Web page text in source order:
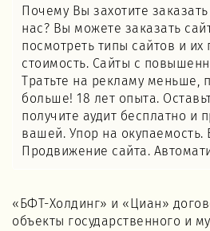
Почему Вы захотите
нас? Вы можете заказать
посмотреть типы сайтов и
стоимость. Сайты с
Тратьте на рекламу меньше,
больше! 18 лет опыта.
получите аудит бесплатно и
вашей. Упор на окупаемость.
Продвижение сайта.
«БФТ-Холдинг» и «Циан»
объекты государственного и